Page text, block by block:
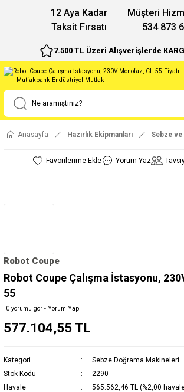
12 Aya Kadar
Taksit Fırsatı
Müşteri
534 873
7.500 TL Üzeri Alışverişlerde
Anasayfa Hazırlık Ekipmanları Sebze ve
Yorum Yaz
Robot Coupe
Robot Coupe Çalışma İstasyonu,
55
0 yorumu gör - Yorum Yap
577.104,55 TL
Kategori
Sebze Doğrama Makineleri
Stok Kodu
2290
Havale
565.562,46 TL (%2,00